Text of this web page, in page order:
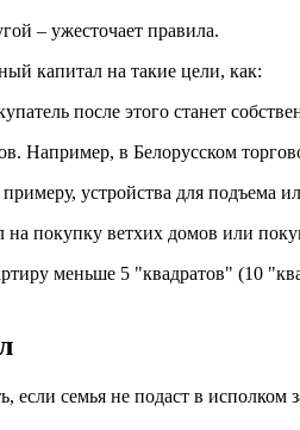
– ужесточает правила.
капитал на такие цели, как:
после этого станет
Например, в Белорусском
устройства для подъема
покупку ветхих домов или
меньше 5 "квадратов" (10
семья не подаст в исполком